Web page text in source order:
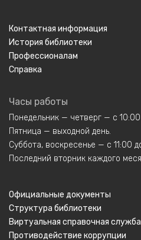
Контактная информация
История библиотеки
Профессионалам
Справка
Часы работы
Понедельник — четверг — с
Пятница — выходной день.
Суббота, воскресенье — с 11:00
Последний вторник каждого
Официальные документы
Структура библиотеки
Виртуальная справочная служба
Противодействие коррупции